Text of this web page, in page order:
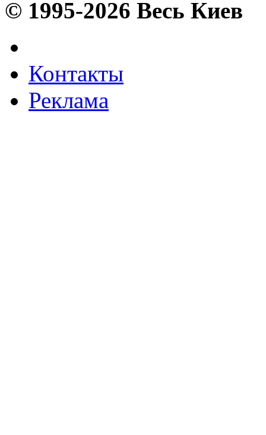
© 1995-2026 Весь Киев
Контакты
Реклама